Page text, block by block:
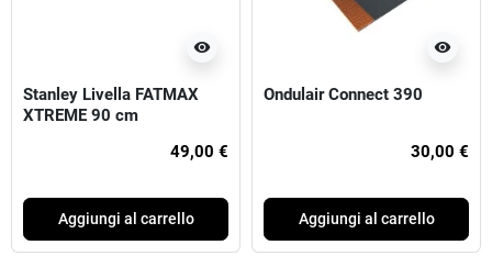
visibility
Stanley Livella FATMAX
XTREME 90 cm
49,00 €
Aggiungi al carrello
visibility
Ondulair Connect 390
30,00 €
Aggiungi al carrello